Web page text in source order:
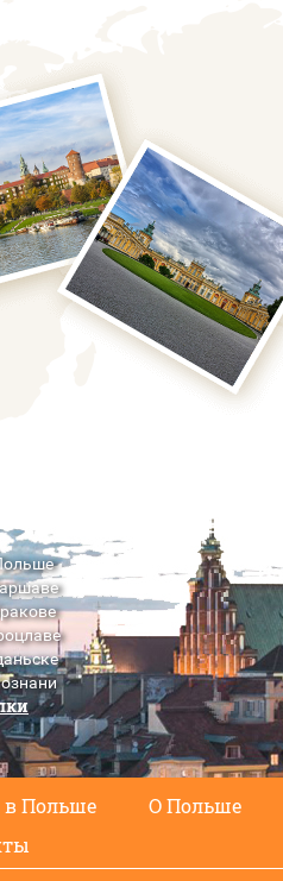
в Польше О Польше